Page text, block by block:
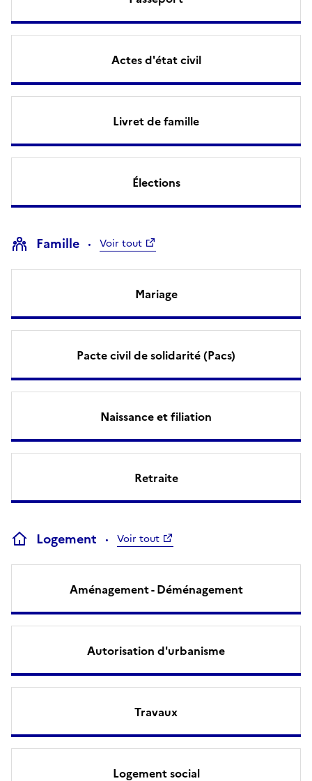
Actes d'état civil
Livret de famille
Élections
Famille Voir tout
Mariage
Pacte civil de solidarité (Pacs)
Naissance et filiation
Retraite
Logement Voir tout
Aménagement - Déménagement
Autorisation d'urbanisme
Travaux
Logement social